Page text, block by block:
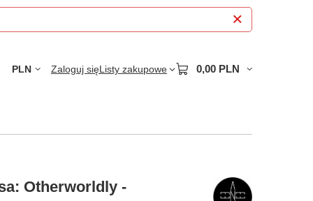
PLN Zaloguj sięListy zakupowe 0,00 PLN
Otherworldly -